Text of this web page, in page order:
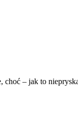
choć – jak to